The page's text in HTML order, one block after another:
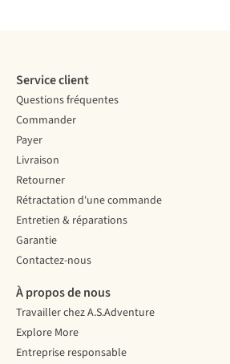
Service client
Questions fréquentes
Commander
Payer
Livraison
Retourner
Rétractation d'une commande
Entretien & réparations
Garantie
Contactez-nous
À propos de nous
Travailler chez A.S.Adventure
Explore More
Entreprise responsable